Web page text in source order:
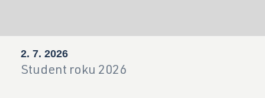
2. 7. 2026
Student roku 2026